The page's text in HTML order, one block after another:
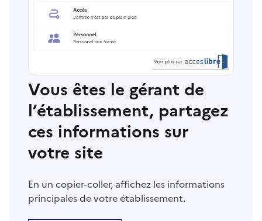
Vous êtes le gérant de
l’établissement, partagez
ces informations sur
votre site
En un copier-coller, affichez les informations
principales de votre établissement.